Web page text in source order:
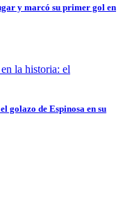
y marcó su primer gol en
golazo de Espinosa en su